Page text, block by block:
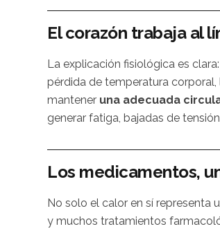
El corazón trabaja al
La explicación fisiológica es
pérdida de temperatura
mantener una adecuada
generar fatiga, bajadas de
Los medicamentos,
No solo el calor en sí representa
y muchos tratamientos